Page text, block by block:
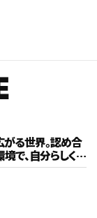
がる世界。認め合
で、自分らしく